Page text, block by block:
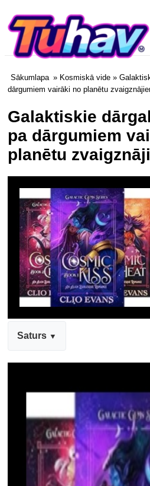
Sākumlapa » Kosmiskā vide »
dārgumiem vairāki no planētu
Galaktiskie
pa dārgumiem
planētu
Saturs